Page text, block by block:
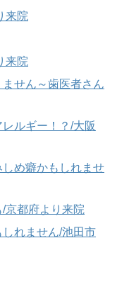
来院
来院
せん～歯医者さん
ルギー！？/大阪
め癖かもしれませ
京都府より来院
れません/池田市